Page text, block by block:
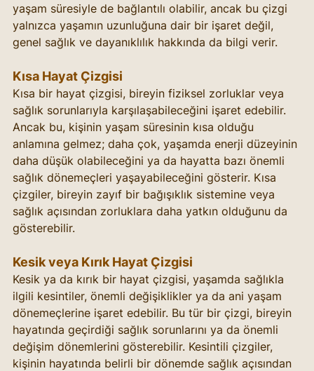
yaşam süresiyle de bağlantılı olabilir, ancak bu çizgi
yalnızca yaşamın uzunluğuna dair bir işaret değil,
genel sağlık ve dayanıklılık hakkında da bilgi verir.
Kısa Hayat Çizgisi
Kısa bir hayat çizgisi, bireyin fiziksel zorluklar veya
sağlık sorunlarıyla karşılaşabileceğini işaret edebilir.
Ancak bu, kişinin yaşam süresinin kısa olduğu
anlamına gelmez; daha çok, yaşamda enerji düzeyinin
daha düşük olabileceğini ya da hayatta bazı önemli
sağlık dönemeçleri yaşayabileceğini gösterir. Kısa
çizgiler, bireyin zayıf bir bağışıklık sistemine veya
sağlık açısından zorluklara daha yatkın olduğunu da
gösterebilir.
Kesik veya Kırık Hayat Çizgisi
Kesik ya da kırık bir hayat çizgisi, yaşamda sağlıkla
ilgili kesintiler, önemli değişiklikler ya da ani yaşam
dönemeçlerine işaret edebilir. Bu tür bir çizgi, bireyin
hayatında geçirdiği sağlık sorunlarını ya da önemli
değişim dönemlerini gösterebilir. Kesintili çizgiler,
kişinin hayatında belirli bir dönemde sağlık açısından